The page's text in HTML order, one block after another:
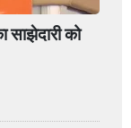
साझेदारी को